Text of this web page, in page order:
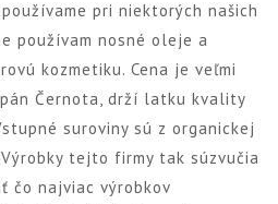
pri niektorých našich
používam nosné oleje a
kozmetiku. Cena je veľmi
Černota, drží latku kvality
suroviny sú z organickej
tejto firmy tak súzvučia
čo najviac výrobkov